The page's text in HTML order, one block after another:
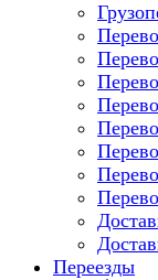
Переезды